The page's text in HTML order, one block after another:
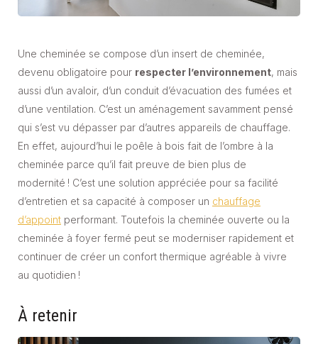
Une cheminée se compose d’un insert de cheminée,
devenu obligatoire pour respecter l’environnement, mais
aussi d’un avaloir, d’un conduit d’évacuation des fumées et
d’une ventilation. C’est un aménagement savamment pensé
qui s’est vu dépasser par d’autres appareils de chauffage.
En effet, aujourd’hui le poêle à bois fait de l’ombre à la
cheminée parce qu’il fait preuve de bien plus de
modernité ! C’est une solution appréciée pour sa facilité
d’entretien et sa capacité à composer un chauffage
d’appoint performant. Toutefois la cheminée ouverte ou la
cheminée à foyer fermé peut se moderniser rapidement et
continuer de créer un confort thermique agréable à vivre
au quotidien !
À retenir